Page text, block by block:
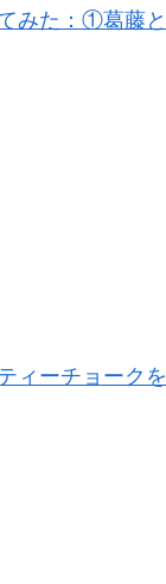
みた：①葛藤と
ィーチョークを